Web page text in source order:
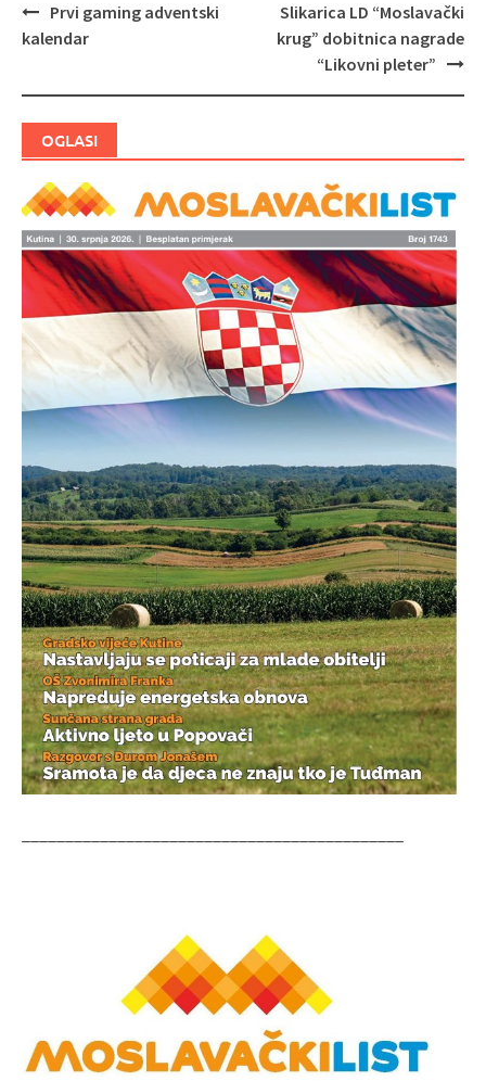
Navigacija
Prvi gaming adventski
kalendar
Slikarica LD “Moslavački
krug” dobitnica nagrade
“Likovni pleter”
OGLASI